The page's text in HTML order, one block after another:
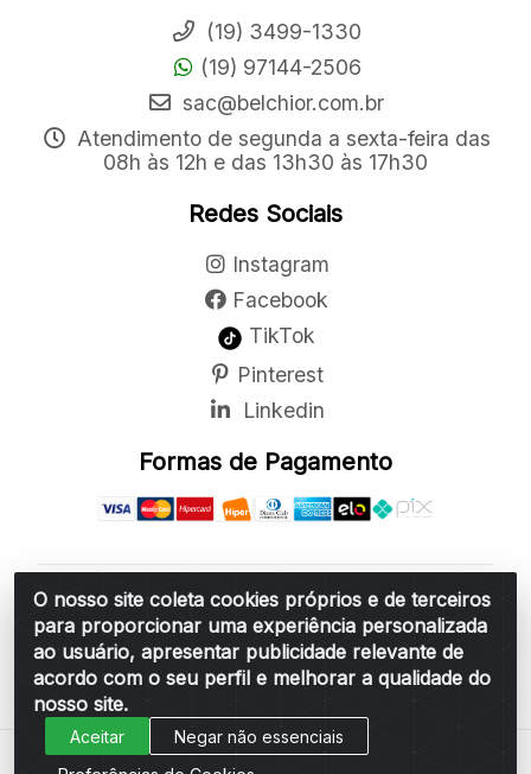
O nosso site coleta cookies próprios e de terceiros
para proporcionar uma experiência personalizada
ao usuário, apresentar publicidade relevante de
acordo com o seu perfil e melhorar a qualidade do
nosso site.
Aceitar
Negar não essenciais
(19) 3499-1330
(19) 97144-2506
sac@belchior.com.br
Atendimento de segunda a sexta-feira das
08h às 12h e das 13h30 às 17h30
Redes Sociais
Instagram
Facebook
TikTok
Pinterest
Linkedin
Formas de Pagamento
Belchior Cortinas e Acessórios LTDA - R: Rua
Vereador Sérgio Leopoldino Alves, 876 - Santa
Bárbara d'Oeste/SP - CEP 13.456-166 - CNPJ
06.314.073/0001-34